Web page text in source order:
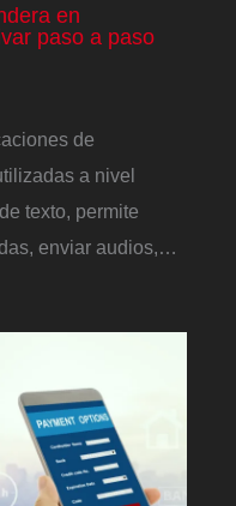
en
paso a paso
de
a nivel
texto, permite
enviar audios,…